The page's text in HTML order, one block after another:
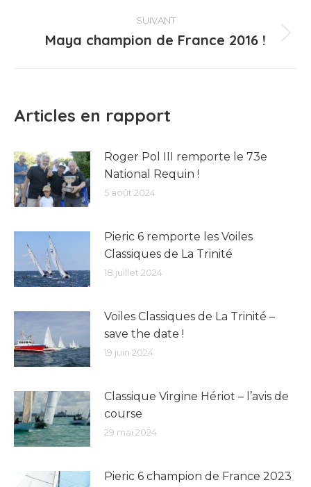
SUIVANT
Article
Maya champion de France 2016 !
Articles en rapport
Roger Pol III remporte le 73e
National Requin !
5 août 2024
Pieric 6 remporte les Voiles
Classiques de La Trinité
18 juillet 2024
Voiles Classiques de La Trinité –
save the date !
19 juin 2024
Classique Virgine Hériot – l’avis de
course
29 mai 2024
Pieric 6 champion de France 2023